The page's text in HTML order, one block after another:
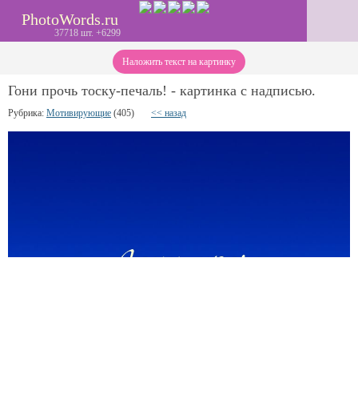
PhotoWords.ru
37718 шт. +6299
Наложить текст на картинку
Гони прочь тоску-печаль! - картинка с надписью.
Рубрика: Мотивирующие (405) << назад